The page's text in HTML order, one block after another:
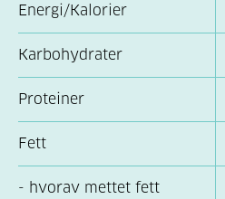
Energi/Kalorier
Karbohydrater
Proteiner
Fett
- hvorav mettet fett